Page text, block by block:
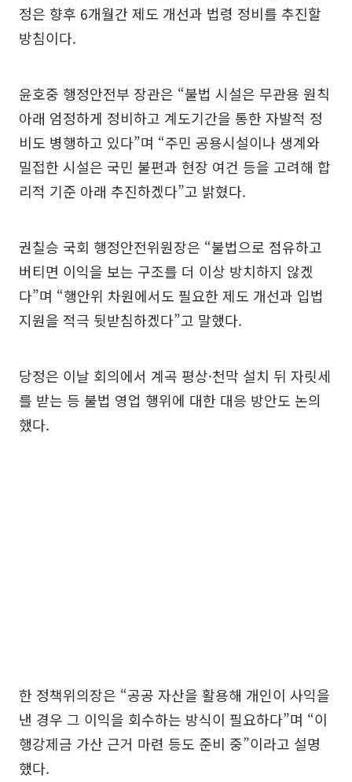
정은 향후 6개월간 제도 개선과 법령 정비를 추진할
방침이다.
윤호중 행정안전부 장관은 “불법 시설은 무관용 원칙
아래 엄정하게 정비하고 계도기간을 통한 자발적 정
비도 병행하고 있다”며 “주민 공용시설이나 생계와
밀접한 시설은 국민 불편과 현장 여건 등을 고려해 합
리적 기준 아래 추진하겠다”고 밝혔다.
권칠승 국회 행정안전위원장은 “불법으로 점유하고
버티면 이익을 보는 구조를 더 이상 방치하지 않겠
다”며 “행안위 차원에서도 필요한 제도 개선과 입법
지원을 적극 뒷받침하겠다”고 말했다.
당정은 이날 회의에서 계곡 평상·천막 설치 뒤 자릿세
를 받는 등 불법 영업 행위에 대한 대응 방안도 논의
했다.
한 정책위의장은 “공공 자산을 활용해 개인이 사익을
낸 경우 그 이익을 회수하는 방식이 필요하다”며 “이
행강제금 가산 근거 마련 등도 준비 중”이라고 설명
했다.